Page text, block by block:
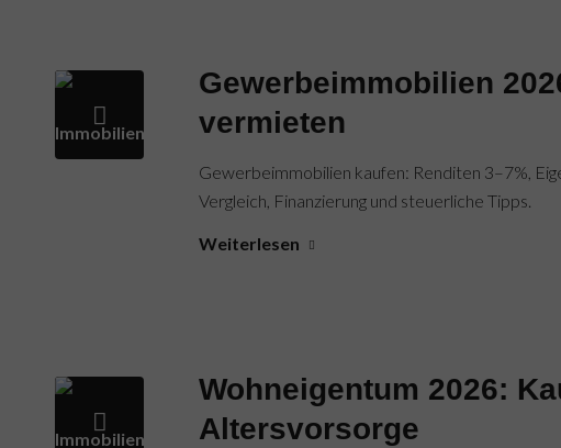
Gewerbeimmobilien
vermieten
Gewerbeimmobilien kaufen: Renditen 3–7%,
Vergleich, Finanzierung und steuerliche Tipps.
Weiterlesen
Wohneigentum 2026:
Altersvorsorge